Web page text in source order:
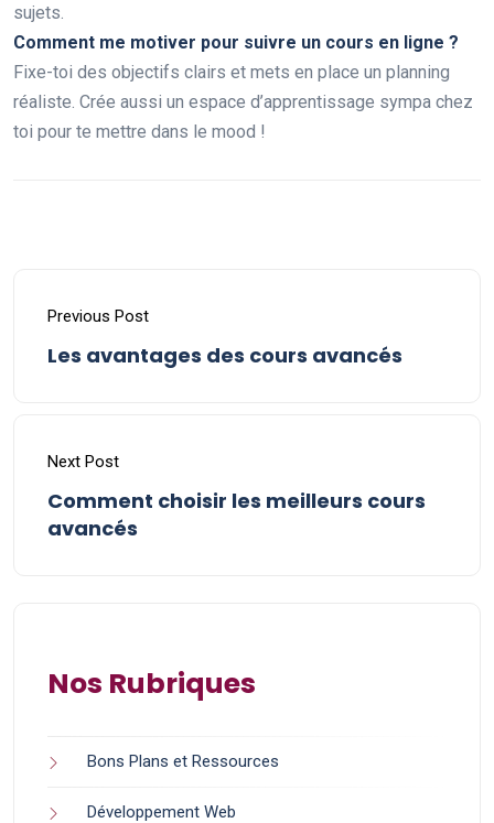
sujets.
Comment me motiver pour suivre un cours en ligne ?
Fixe-toi des objectifs clairs et mets en place un planning
réaliste. Crée aussi un espace d’apprentissage sympa chez
toi pour te mettre dans le mood !
Previous Post
Les avantages des cours avancés
Next Post
Comment choisir les meilleurs cours
avancés
Nos Rubriques
Bons Plans et Ressources
Développement Web